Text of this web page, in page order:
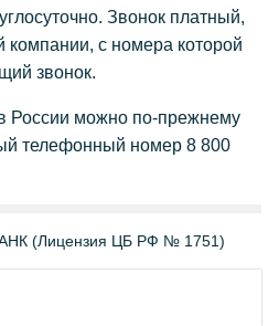
Звонок платный,
с номера которой
звонок.
России можно по-прежнему
телефонный номер 8 800
(Лицензия ЦБ РФ № 1751)